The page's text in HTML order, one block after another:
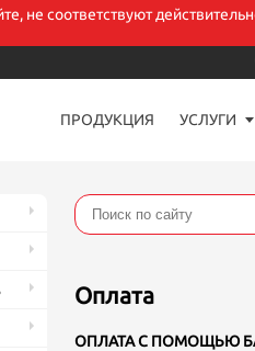
не соответствуют
Заказать
E-mail
ПРОДУКЦИЯ УСЛУГИ
Оплата
ОПЛАТА С ПОМОЩЬЮ